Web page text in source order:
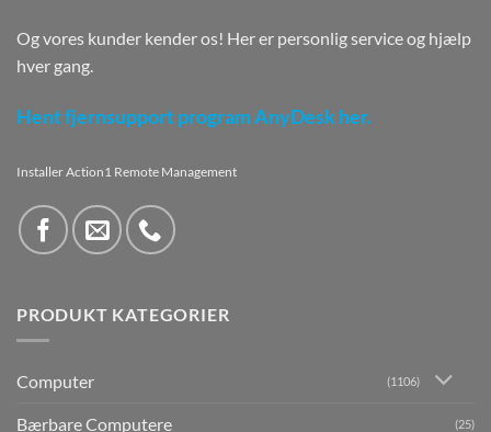
Og vores kunder kender os! Her er personlig service og hjælp
hver gang.
Hent fjernsupport program AnyDesk her.
Installer Action1 Remote Management
PRODUKT KATEGORIER
Computer (1106)
Bærbare Computere (25)